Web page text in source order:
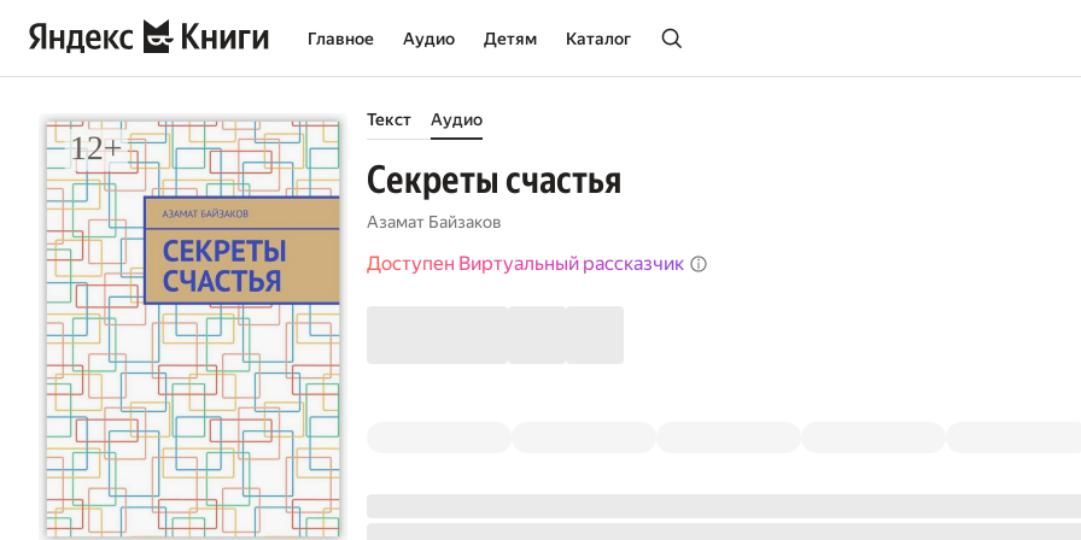
Главное Аудио Детям Каталог
Текст Аудио
Секреты счастья
Азамат Байзаков
Доступен Виртуальный рассказчик